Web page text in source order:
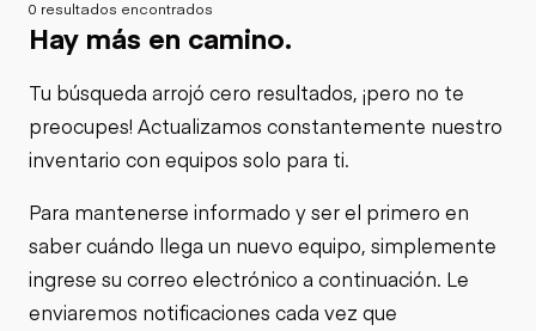
0 resultados encontrados
Hay más en camino.
Tu búsqueda arrojó cero resultados, ¡pero no te
preocupes! Actualizamos constantemente nuestro
inventario con equipos solo para ti.
Para mantenerse informado y ser el primero en
saber cuándo llega un nuevo equipo, simplemente
ingrese su correo electrónico a continuación. Le
enviaremos notificaciones cada vez que